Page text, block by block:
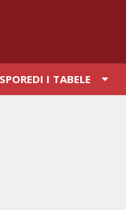
I TABELE